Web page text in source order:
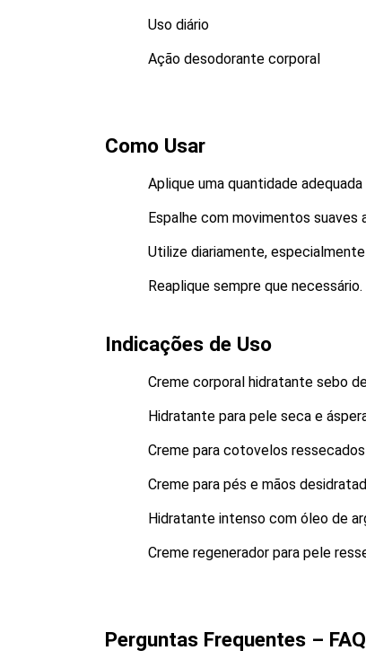
Uso diário
Ação desodorante corporal
Como Usar
Aplique uma quantidade
Espalhe com movimentos
Utilize diariamente,
Reaplique sempre que necessário.
Indicações de Uso
Creme corporal hidratante sebo
Hidratante para pele seca e
Creme para cotovelos ressecados
Creme para pés e mãos
Hidratante intenso com óleo de
Creme regenerador para pele
Perguntas Frequentes – FAQ